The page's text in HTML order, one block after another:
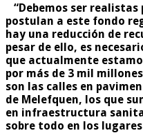
“Debemos ser
postulan a este fondo
hay una reducción de
pesar de ello, es
que actualmente
por más de 3 mil
son las calles en
de Melefquen, los que
en infraestructura
sobre todo en los